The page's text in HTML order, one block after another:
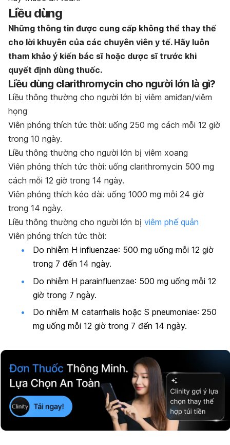
Liều dùng
Những thông tin được cung cấp không thể thay thế
cho lời khuyên của các chuyên viên y tế. Hãy luôn
tham khảo ý kiến bác sĩ hoặc dược sĩ trước khi
quyết định dùng thuốc.
Liều dùng clarithromycin cho người lớn là gì?
Liều thông thường cho người lớn bị viêm amiđan/viêm
họng
Viên phóng thích tức thời: uống 250 mg cách mỗi 12 giờ
trong 10 ngày.
Liều thông thường cho người lớn bị viêm xoang
Viên phóng thích tức thời: uống clarithromycin 500 mg
cách mỗi 12 giờ trong 14 ngày.
Viên phóng thích kéo dài: uống 1000 mg mỗi 24 giờ
trong 14 ngày.
Liều thông thường cho người lớn bị viêm phế quản
Viên phóng thích tức thời:
Do nhiễm H influenzae: 500 mg uống mỗi 12 giờ
trong 7 đến 14 ngày.
Do nhiễm H parainfluenzae: 500 mg uống mỗi 12
giờ trong 7 ngày.
Do nhiễm M catarrhalis hoặc S pneumoniae: 250
mg uống mỗi 12 giờ trong 7 đến 14 ngày.